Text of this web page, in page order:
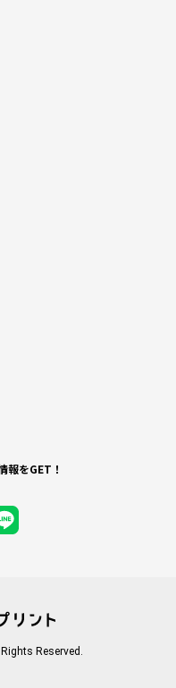
報をGET！
Reserved.